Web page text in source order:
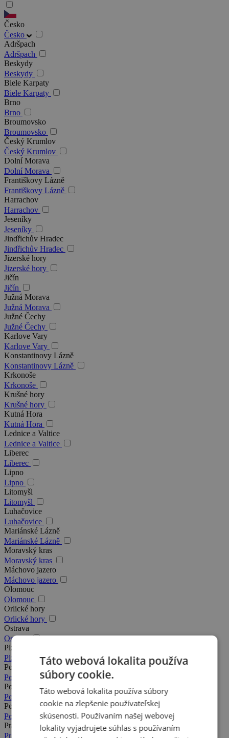
Česko
Česko
Adršpach
Adršpach
Beskydy
Beskydy
Biele Karpaty
Biele Karpaty
Brno
Brno
Broumovsko
Broumovsko
Český Krumlov
Český Krumlov
Dolní Morava
Dolní Morava
Františkovy Lázně
Františkovy Lázně
Harrachov
Harrachov
Jeseníky
Jeseníky
Jindřichův Hradec
Jindřichův Hradec
Jizerské hory
Jizerské hory
Jičín
Jičín
Južná Morava
Južná Morava
Južné Čechy
Južné Čechy
Karlove Vary
Karlove Vary
Konstantinovy Lázně
Konstantinovy Lázně
Krkonoše
Krkonoše
Krušné hory
Krušné hory
Kutná Hora
Kutná Hora
Lednice a Valtice
Lednice a Valtice
Liberec
Liberec
Lipno
Lipno
Litomyšl
Litomyšl
Luhačovice
Luhačovice
Mariánské Lázně
Mariánské Lázně
Moravský kras
Moravský kras
Máchovo jazero
Máchovo jazero
Olomouc
Olomouc
Orlické hory
Orlické hory
Ostrava
Ostrava
Plzeň
Plzeň
Podkrkonošie
Podkrkonošie
Poděbrady
Poděbrady
Posázavie
Posázavie
Praha
Praha
Táto webová lokalita používa
súbory cookie.
Táto webová lokalita používa súbory
cookie na zlepšenie používateľskej
skúsenosti. Používaním našej webovej
lokality vyjadrujete súhlas s používaním